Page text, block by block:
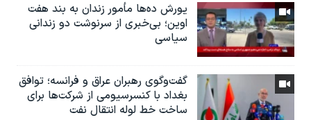
یورش ده‌ها مأمور زندان به بند هفت
اوین؛ بی‌خبری از سرنوشت دو زندانی
سیاسی
گفت‌وگوی رهبران عراق و فرانسه؛ توافق
بغداد با کنسرسیومی از شرکت‌ها برای
ساخت خط لوله انتقال نفت